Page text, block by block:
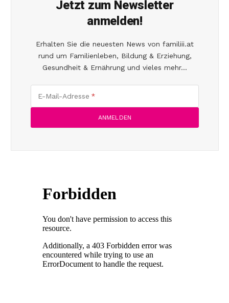
Jetzt zum Newsletter
anmelden!
Erhalten Sie die neuesten News von familiii.at
rund um Familienleben, Bildung & Erziehung,
Gesundheit & Ernährung und vieles mehr...
E-Mail-Adresse